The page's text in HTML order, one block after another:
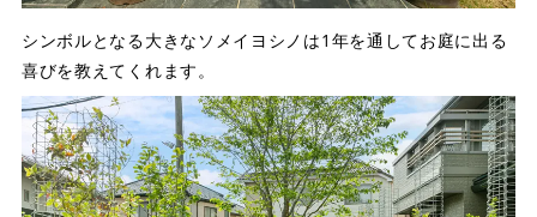
シンボルとなる大きなソメイヨシノは1年を通してお庭に出る
喜びを教えてくれます。